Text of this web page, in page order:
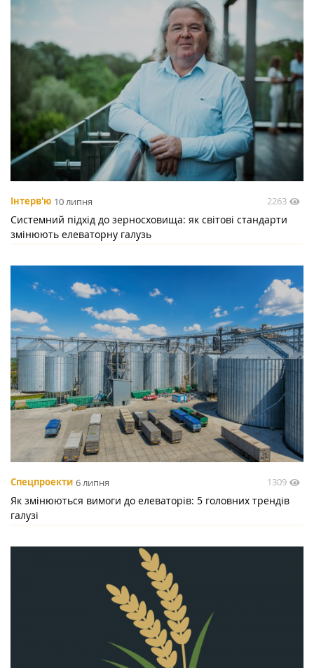
Інтерв'ю 10 липня 2263
Системний підхід до зерносховища: як світові стандарти
змінюють елеваторну галузь
Спецпроекти 6 липня 1309
Як змінюються вимоги до елеваторів: 5 головних трендів
галузі